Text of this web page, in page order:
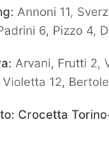
Annoni 11,
6, Pizzo 4,
Arvani, Frutti 2,
12,
Crocetta